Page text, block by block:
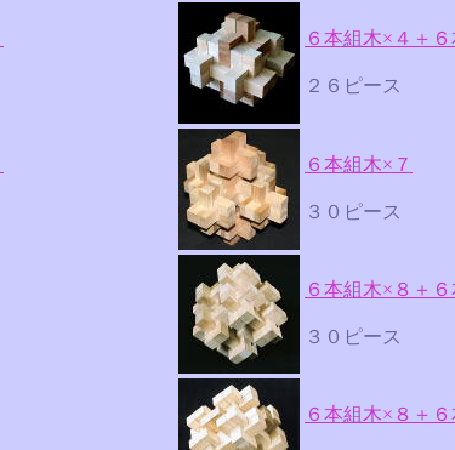
６本組木×４＋
２６ピース
６本組木×７
３０ピース
６本組木×８＋
３０ピース
６本組木×８＋